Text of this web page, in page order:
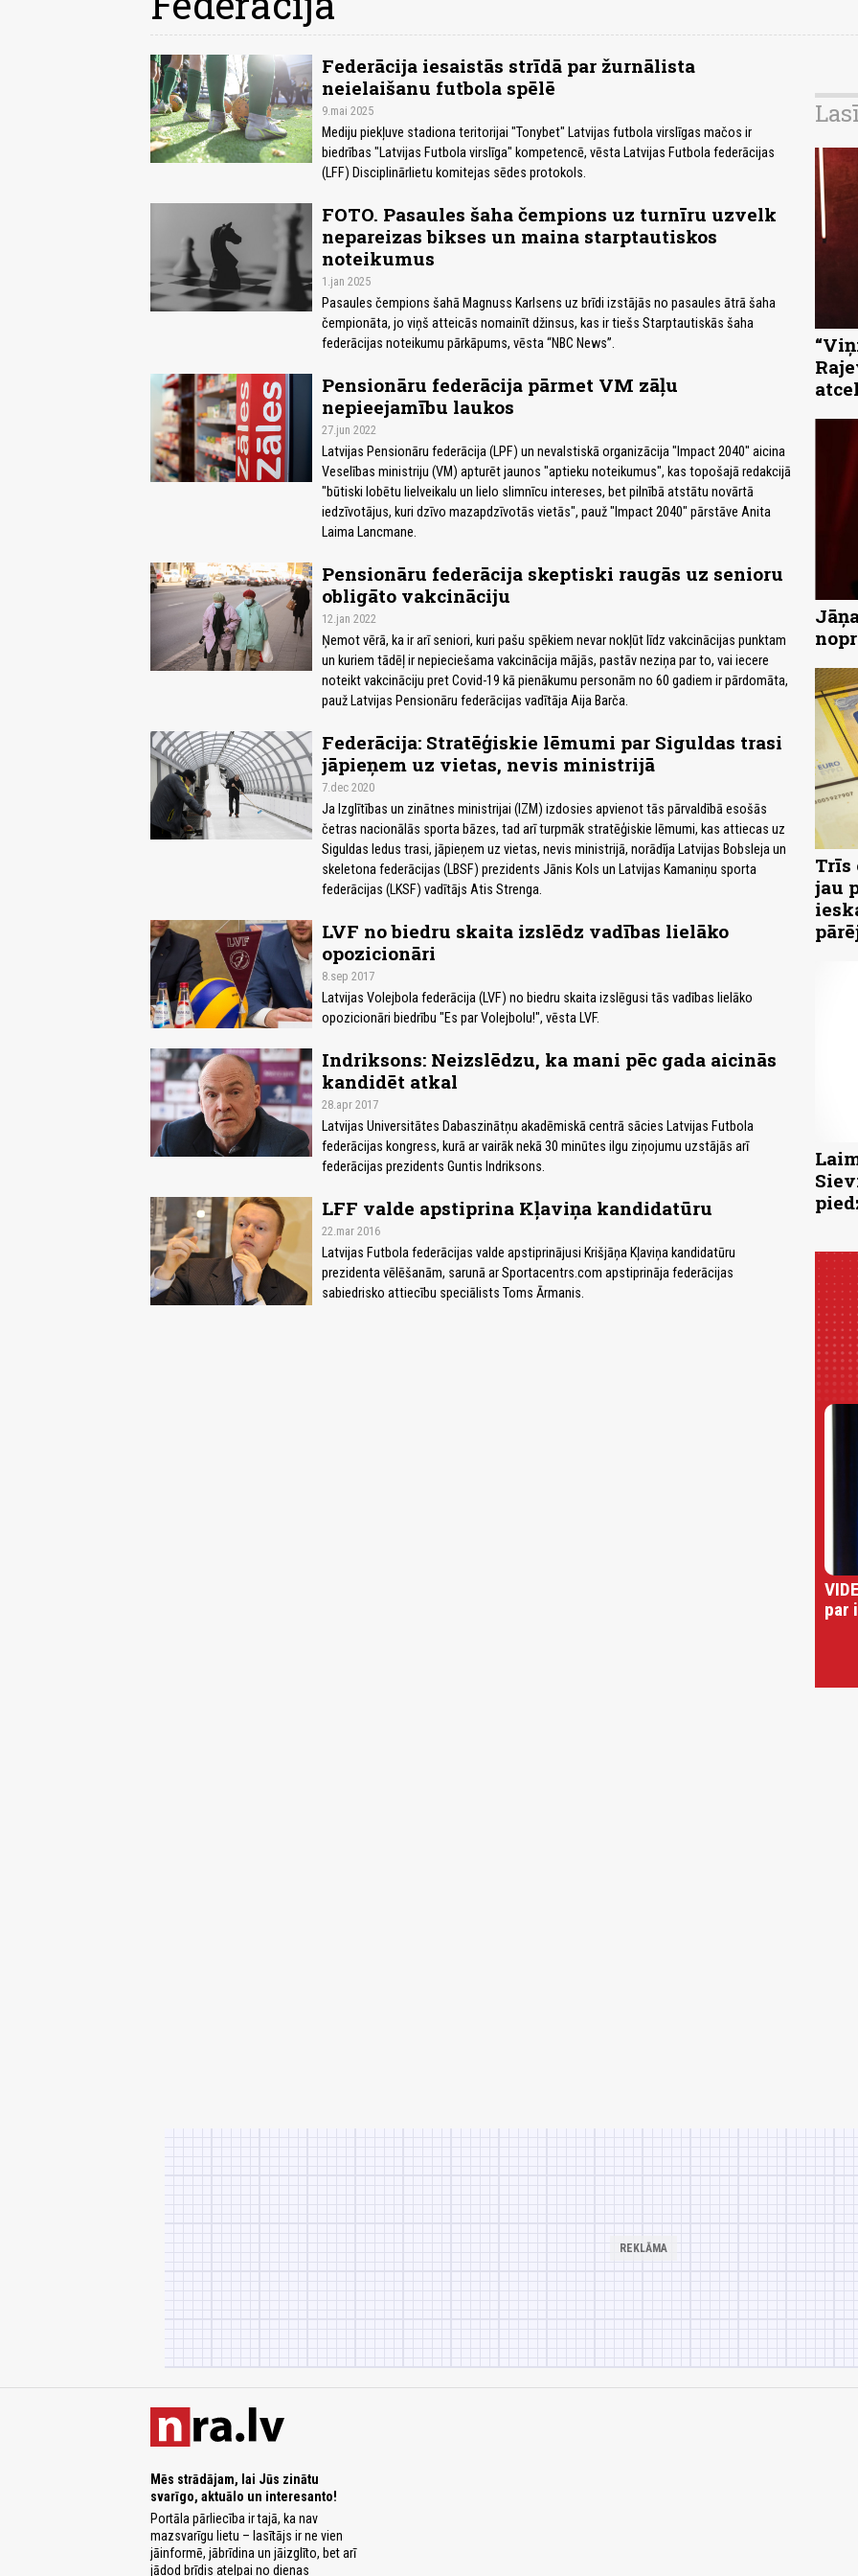
Federācija iesaistās strīdā par žurnālista
neielaišanu futbola spēlē
9.mai 2025
Mediju piekļuve stadiona teritorijai "Tonybet" Latvijas futbola virslīgas mačos ir
biedrības "Latvijas Futbola virslīga" kompetencē, vēsta Latvijas Futbola federācijas
(LFF) Disciplinārlietu komitejas sēdes protokols.
FOTO. Pasaules šaha čempions uz turnīru uzvelk
nepareizas bikses un maina starptautiskos
noteikumus
1.jan 2025
Pasaules čempions šahā Magnuss Karlsens uz brīdi izstājās no pasaules ātrā šaha
čempionāta, jo viņš atteicās nomainīt džinsus, kas ir tiešs Starptautiskās šaha
federācijas noteikumu pārkāpums, vēsta “NBC News”.
Pensionāru federācija pārmet VM zāļu
nepieejamību laukos
27.jun 2022
Latvijas Pensionāru federācija (LPF) un nevalstiskā organizācija "Impact 2040" aicina
Veselības ministriju (VM) apturēt jaunos "aptieku noteikumus", kas topošajā redakcijā
"būtiski lobētu lielveikalu un lielo slimnīcu intereses, bet pilnībā atstātu novārtā
iedzīvotājus, kuri dzīvo mazapdzīvotās vietās", pauž "Impact 2040" pārstāve Anita
Laima Lancmane.
Pensionāru federācija skeptiski raugās uz senioru
obligāto vakcināciju
12.jan 2022
Ņemot vērā, ka ir arī seniori, kuri pašu spēkiem nevar nokļūt līdz vakcinācijas punktam
un kuriem tādēļ ir nepieciešama vakcinācija mājās, pastāv neziņa par to, vai iecere
noteikt vakcināciju pret Covid-19 kā pienākumu personām no 60 gadiem ir pārdomāta,
pauž Latvijas Pensionāru federācijas vadītāja Aija Barča.
Federācija: Stratēģiskie lēmumi par Siguldas trasi
jāpieņem uz vietas, nevis ministrijā
7.dec 2020
Ja Izglītības un zinātnes ministrijai (IZM) izdosies apvienot tās pārvaldībā esošās
četras nacionālās sporta bāzes, tad arī turpmāk stratēģiskie lēmumi, kas attiecas uz
Siguldas ledus trasi, jāpieņem uz vietas, nevis ministrijā, norādīja Latvijas Bobsleja un
skeletona federācijas (LBSF) prezidents Jānis Kols un Latvijas Kamaniņu sporta
federācijas (LKSF) vadītājs Atis Strenga.
LVF no biedru skaita izslēdz vadības lielāko
opozicionāri
8.sep 2017
Latvijas Volejbola federācija (LVF) no biedru skaita izslēgusi tās vadības lielāko
opozicionāri biedrību "Es par Volejbolu!", vēsta LVF.
Indriksons: Neizslēdzu, ka mani pēc gada aicinās
kandidēt atkal
28.apr 2017
Latvijas Universitātes Dabaszinātņu akadēmiskā centrā sācies Latvijas Futbola
federācijas kongress, kurā ar vairāk nekā 30 minūtes ilgu ziņojumu uzstājās arī
federācijas prezidents Guntis Indriksons.
LFF valde apstiprina Kļaviņa kandidatūru
22.mar 2016
Latvijas Futbola federācijas valde apstiprinājusi Krišjāņa Kļaviņa kandidatūru
prezidenta vēlēšanām, sarunā ar Sportacentrs.com apstiprināja federācijas
sabiedrisko attiecību speciālists Toms Ārmanis.
Trīs
jau
par
Mēs strādājam, lai Jūs zinātu
svarīgo, aktuālo un interesanto!
Portāla pārliecība ir tajā, ka nav
mazsvarīgu lietu – lasītājs ir ne vien
jāinformē, jābrīdina un jāizglīto, bet arī
jādod brīdis atelpai no dienas